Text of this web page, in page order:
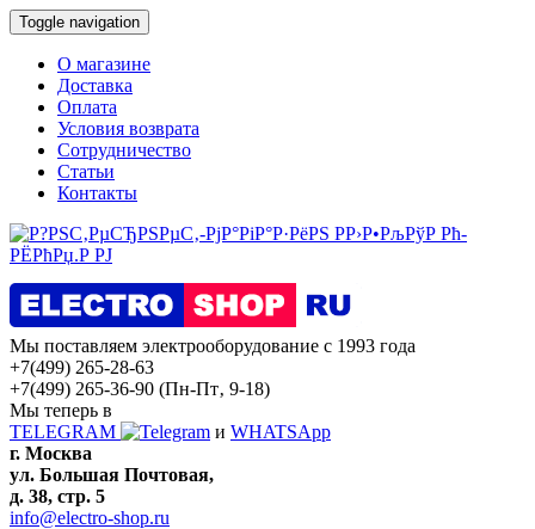
Toggle navigation
О магазине
Доставка
Оплата
Условия возврата
Сотрудничество
Статьи
Контакты
Мы поставляем электрооборудование с 1993 года
+7(499) 265-28-63
+7(499) 265-36-90 (Пн-Пт‚ 9-18)
Мы теперь в
TELEGRAM
и WHATSApp
г. Москва
ул. Большая Почтовая,
д. 38, стр. 5
info@electro-shop.ru